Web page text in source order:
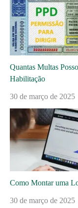
Quantas Multas
Habilitação
30 de março de 2025
Como Montar uma
30 de março de 2025